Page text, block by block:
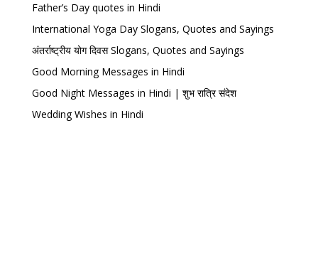
Father’s Day quotes in Hindi
International Yoga Day Slogans, Quotes and Sayings
अंतर्राष्ट्रीय योग दिवस Slogans, Quotes and Sayings
Good Morning Messages in Hindi
Good Night Messages in Hindi | शुभ रात्रि संदेश
Wedding Wishes in Hindi